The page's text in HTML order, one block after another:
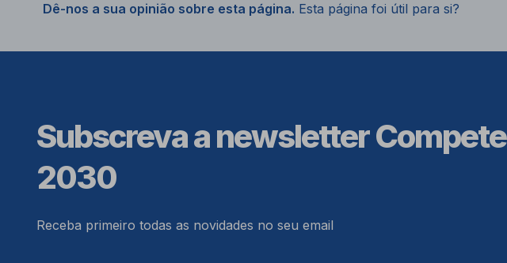
Dê-nos a sua opinião sobre esta página. Esta página foi útil para si?
Subscreva a newsletter Compete
2030
Receba primeiro todas as novidades no seu email